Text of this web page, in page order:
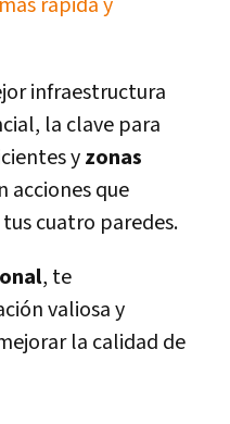
infraestructura
la clave para
yzonas
acciones que
cuatro paredes.
, te
valiosa y
la calidad de